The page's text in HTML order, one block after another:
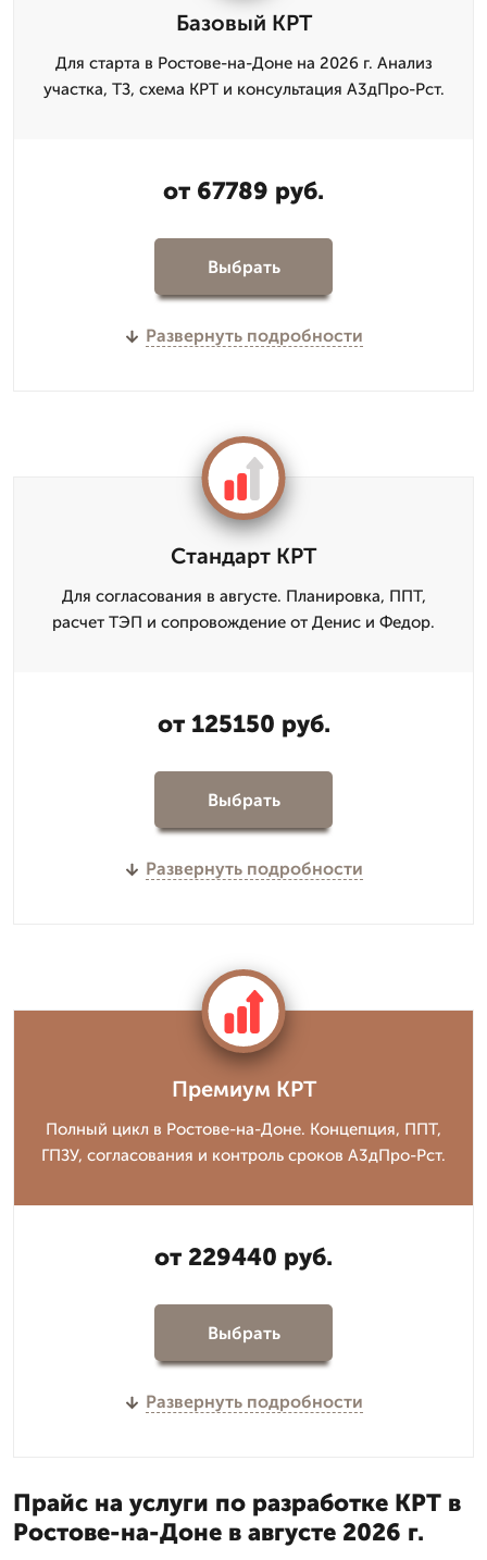
Базовый КРТ
Для старта в Ростове-на-Доне на 2026 г. Анализ
участка, ТЗ, схема КРТ и консультация А3дПро-Рст.
от 67789 руб.
Выбрать
Развернуть подробности
Стандарт КРТ
Для согласования в августе. Планировка, ППТ,
расчет ТЭП и сопровождение от Денис и Федор.
от 125150 руб.
Выбрать
Развернуть подробности
Премиум КРТ
Полный цикл в Ростове-на-Доне. Концепция, ППТ,
ГПЗУ, согласования и контроль сроков А3дПро-Рст.
от 229440 руб.
Выбрать
Развернуть подробности
Прайс на услуги по разработке КРТ в
Ростове-на-Доне в августе 2026 г.